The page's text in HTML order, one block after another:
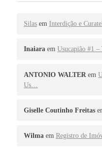
Silas em Interdição e
Inaiara em Usucapião #1
ANTONIO WALTER em
Us…
Giselle Coutinho Freitas
Wilma em Registro de